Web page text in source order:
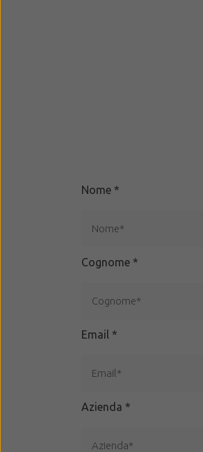
Nome *
Cognome *
Email *
Azienda *